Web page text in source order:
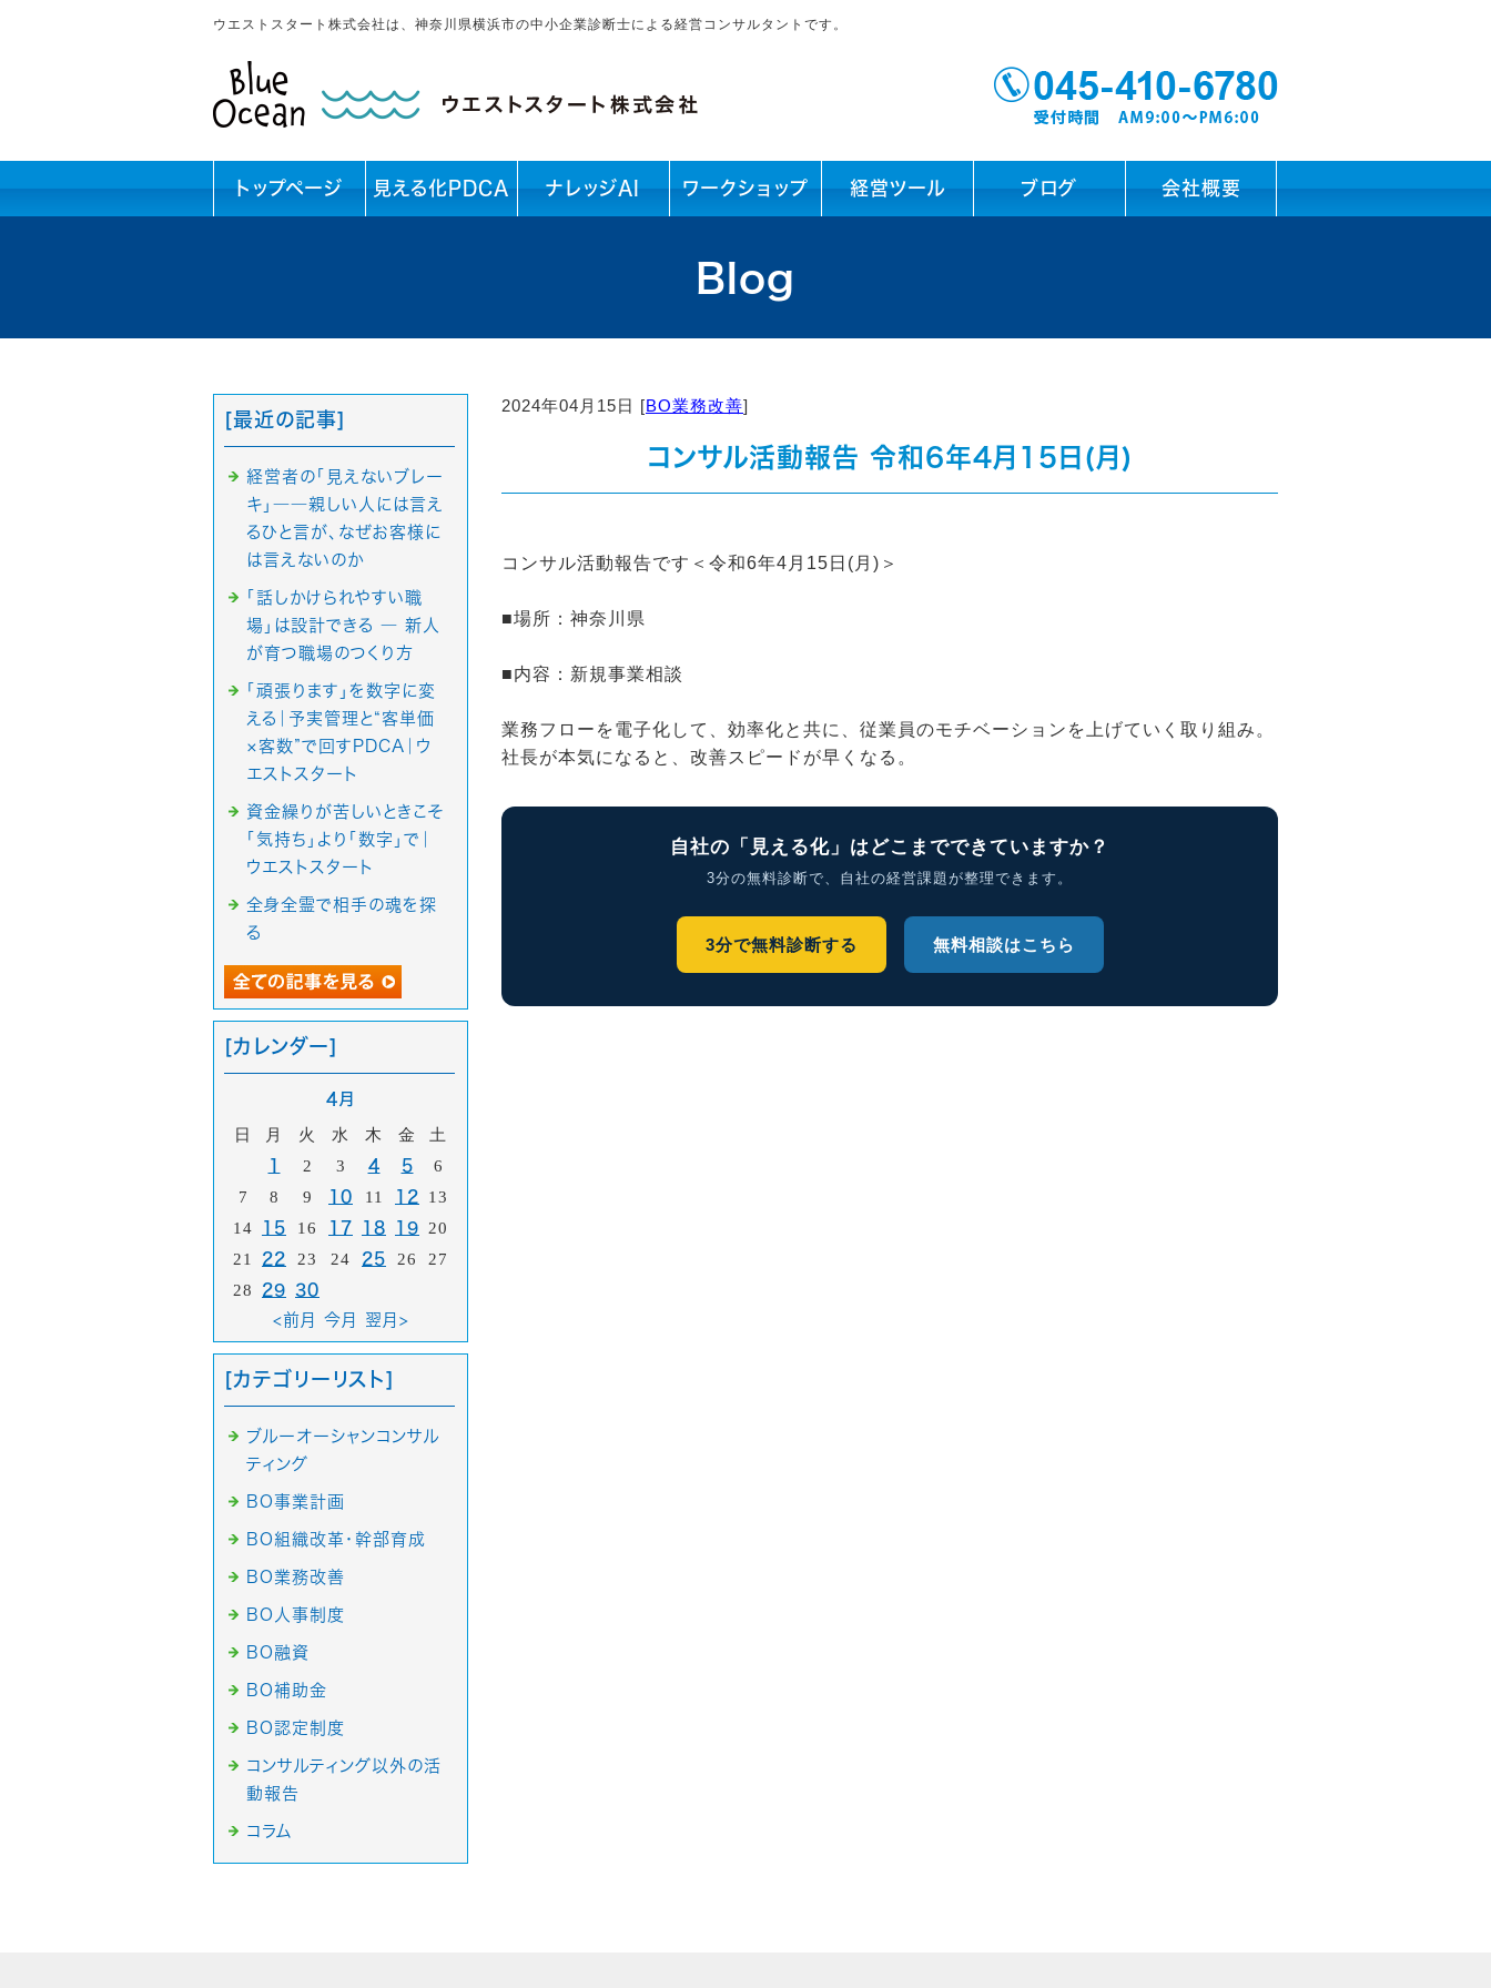
ウエストスタート株式会社は、神奈川県横浜市の中小企業診断士による経営コンサルタントです。
トップページ 見える化PDCA ナレッジAI ワークショップ 経営ツール ブログ 会社概要
Blog
2024年04月15日 [BO業務改善]
コンサル活動報告 令和6年4月15日(月)
コンサル活動報告です＜令和6年4月15日(月)＞
■場所：神奈川県
■内容：新規事業相談
業務フローを電子化して、効率化と共に、従業員のモチベーションを上げていく取り組み。
社長が本気になると、改善スピードが早くなる。
自社の「見える化」はどこまでできていますか？
3分の無料診断で、自社の経営課題が整理できます。
3分で無料診断する 無料相談はこちら
[最近の記事]
経営者の「見えないブレー
キ」――親しい人には言え
るひと言が、なぜお客様に
は言えないのか
「話しかけられやすい職
場」は設計できる ― 新人
が育つ職場のつくり方
「頑張ります」を数字に変
える｜予実管理と“客単価
×客数”で回すPDCA｜ウ
エストスタート
資金繰りが苦しいときこそ
「気持ち」より「数字」で｜
ウエストスタート
全身全霊で相手の魂を探
る
[カレンダー]
4月
日 月 火 水 木 金 土
1 2 3 4 5
6
7
8 9 10 11 12
13
14
15 16 17 18 19
20
21
22 23 24 25 26
27
28
29 30
<前月
今月 翌月>
[カテゴリーリスト]
ブルーオーシャンコンサル
ティング
BO事業計画
BO組織改革・幹部育成
BO業務改善
BO人事制度
BO融資
BO補助金
BO認定制度
コンサルティング以外の活
動報告
コラム